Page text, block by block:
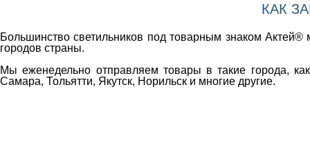
КАК
Большинство светильников под товарным знаком
городов страны.
Мы еженедельно отправляем товары в такие города,
Самара, Тольятти, Якутск, Норильск и многие другие.